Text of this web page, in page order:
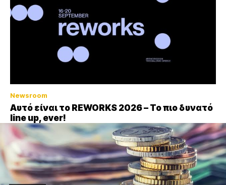
Newsroom
Αυτό είναι το REWORKS 2026 – Το πιο δυνατό
line up, ever!